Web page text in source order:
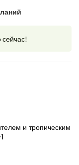
сейчас!
и тропическим